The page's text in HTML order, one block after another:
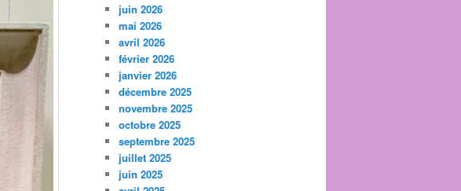
juin 2026
mai 2026
avril 2026
février 2026
janvier 2026
décembre 2025
novembre 2025
octobre 2025
septembre 2025
juillet 2025
juin 2025